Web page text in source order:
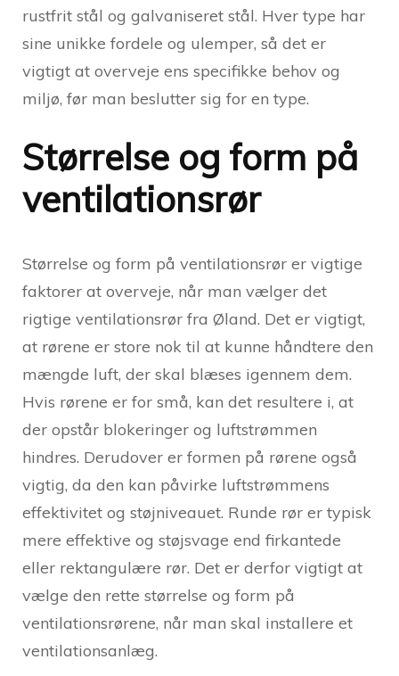
rustfrit stål og galvaniseret stål. Hver type har
sine unikke fordele og ulemper, så det er
vigtigt at overveje ens specifikke behov og
miljø, før man beslutter sig for en type.
Størrelse og form på
ventilationsrør
Størrelse og form på ventilationsrør er vigtige
faktorer at overveje, når man vælger det
rigtige ventilationsrør fra Øland. Det er vigtigt,
at rørene er store nok til at kunne håndtere den
mængde luft, der skal blæses igennem dem.
Hvis rørene er for små, kan det resultere i, at
der opstår blokeringer og luftstrømmen
hindres. Derudover er formen på rørene også
vigtig, da den kan påvirke luftstrømmens
effektivitet og støjniveauet. Runde rør er typisk
mere effektive og støjsvage end firkantede
eller rektangulære rør. Det er derfor vigtigt at
vælge den rette størrelse og form på
ventilationsrørene, når man skal installere et
ventilationsanlæg.